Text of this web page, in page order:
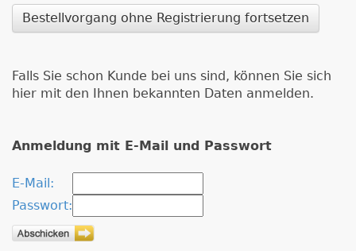
Bestellvorgang ohne Registrierung fortsetzen
Falls Sie schon Kunde bei uns sind, können Sie sich
hier mit den Ihnen bekannten Daten anmelden.
Anmeldung mit E-Mail und Passwort
E-Mail:
Passwort: